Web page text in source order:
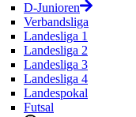
D-Junioren
Verbandsliga
Landesliga 1
Landesliga 2
Landesliga 3
Landesliga 4
Landespokal
Futsal